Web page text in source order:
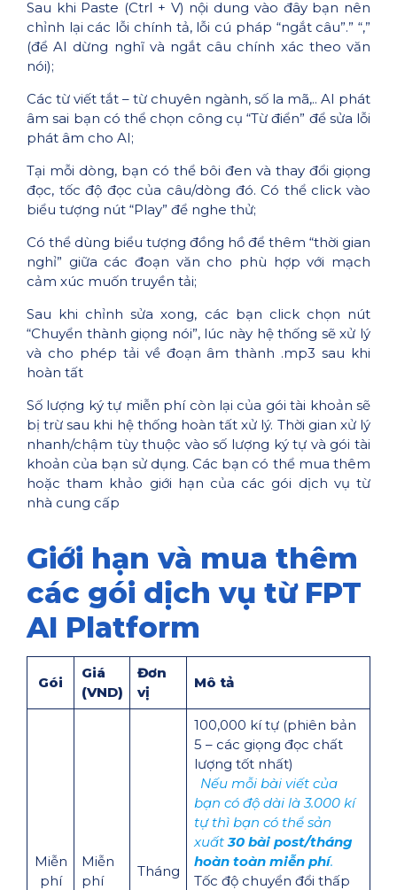
Sau khi Paste (Ctrl + V) nội dung vào đây bạn nên
chỉnh lại các lỗi chính tả, lỗi cú pháp “ngắt câu”.” “,”
(để AI dừng nghĩ và ngắt câu chính xác theo văn
nói);
Các từ viết tắt – từ chuyên ngành, số la mã,.. AI phát
âm sai bạn có thể chọn công cụ “Từ điển” để sửa lỗi
phát âm cho AI;
Tại mỗi dòng, bạn có thể bôi đen và thay đổi giọng
đọc, tốc độ đọc của câu/dòng đó. Có thể click vào
biểu tượng nút “Play” để nghe thử;
Có thể dùng biểu tượng đồng hồ để thêm “thời gian
nghỉ” giữa các đoạn văn cho phù hợp với mạch
cảm xúc muốn truyền tải;
Sau khi chỉnh sửa xong, các bạn click chọn nút
“Chuyển thành giọng nói”, lúc này hệ thống sẽ xử lý
và cho phép tải về đoạn âm thành .mp3 sau khi
hoàn tất
Số lượng ký tự miễn phí còn lại của gói tài khoản sẽ
bị trừ sau khi hệ thống hoàn tất xử lý. Thời gian xử lý
nhanh/chậm tùy thuộc vào số lượng ký tự và gói tài
khoản của bạn sử dụng. Các bạn có thể mua thêm
hoặc tham khảo giới hạn của các gói dịch vụ từ
nhà cung cấp
Giới hạn và mua thêm
các gói dịch vụ từ FPT
AI Platform
Gói
Giá
(VND)
Đơn
vị
Mô tả
Miễn
phí
Miễn
phí
Tháng
100,000 kí tự (phiên bản
5 – các giọng đọc chất
lượng tốt nhất)
Nếu mỗi bài viết của
bạn có độ dài là 3.000 kí
tự thì bạn có thể sản
xuất30 bài post/tháng
hoàn toàn miễn phí.
Tốc độ chuyển đổi thấp